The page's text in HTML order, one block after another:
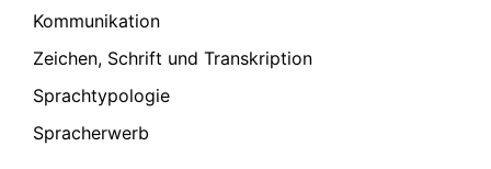
Kommunikation
Zeichen, Schrift und Transkription
Sprachtypologie
Spracherwerb